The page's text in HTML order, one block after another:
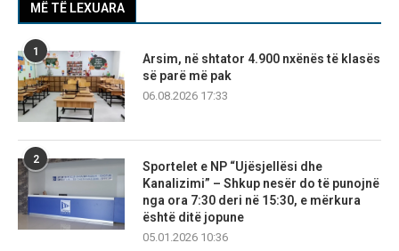
MË TË LEXUARA
1
Arsim, në shtator 4.900 nxënës të klasës
së parë më pak
06.08.2026 17:33
2
Sportelet e NP “Ujësjellësi dhe
Kanalizimi” – Shkup nesër do të punojnë
nga ora 7:30 deri në 15:30, e mërkura
është ditë jopune
05.01.2026 10:36